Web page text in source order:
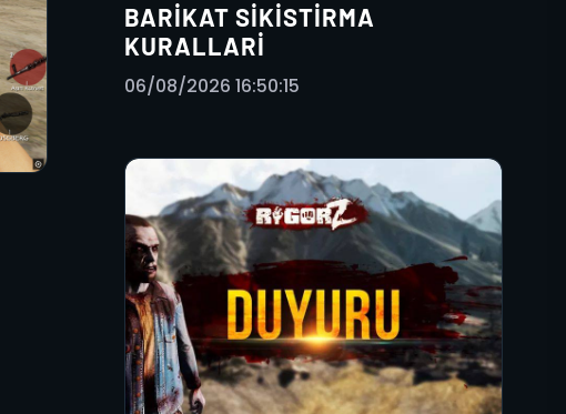
BARIKAT SIKISTIRMA
KURALLARI
06/08/2026 16:50:15